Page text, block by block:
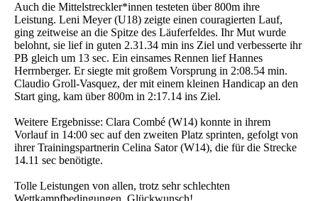
Auch die Mittelstreckler*innen testeten über 800m ihre
Leistung. Leni Meyer (U18) zeigte einen couragierten Lauf,
ging zeitweise an die Spitze des Läuferfeldes. Ihr Mut wurde
belohnt, sie lief in guten 2.31.34 min ins Ziel und verbesserte ihr
PB gleich um 13 sec. Ein einsames Rennen lief Hannes
Herrnberger. Er siegte mit großem Vorsprung in 2:08.54 min.
Claudio Groll-Vasquez, der mit einem kleinen Handicap an den
Start ging, kam über 800m in 2:17.14 ins Ziel.
Weitere Ergebnisse: Clara Combé (W14) konnte in ihrem
Vorlauf in 14:00 sec auf den zweiten Platz sprinten, gefolgt von
ihrer Trainingspartnerin Celina Sator (W14), die für die Strecke
14.11 sec benötigte.
Tolle Leistungen von allen, trotz sehr schlechten
Wettkampfbedingungen. Glückwunsch!